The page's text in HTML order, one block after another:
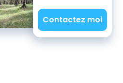
Contactez moi